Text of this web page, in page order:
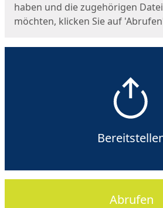
haben und die zugehörigen
möchten, klicken Sie auf
Abrufen